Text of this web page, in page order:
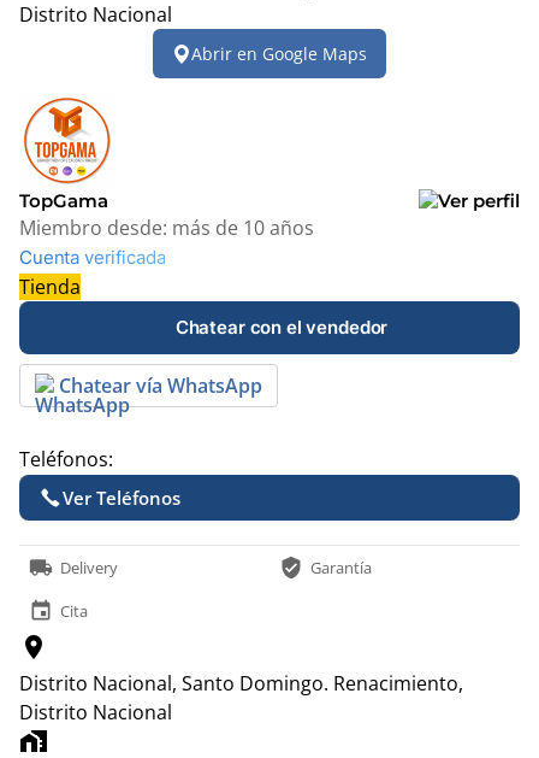
Distrito Nacional
−
Abrir en Google Maps
TopGama
Miembro desde: más de 10 años
Cuenta verificada
Tienda
Chatear con el vendedor
Chatear vía WhatsApp
Teléfonos:
Ver Teléfonos
local_shipping Delivery verified_user Garantía
event Cita
location_on
Distrito Nacional, Santo Domingo. Renacimiento,
Distrito Nacional
home_work